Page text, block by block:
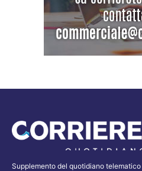
Supplemento del quotidiano telematico